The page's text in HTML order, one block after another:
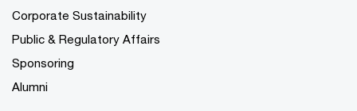
Corporate Sustainability
Public & Regulatory Affairs
Sponsoring
Alumni